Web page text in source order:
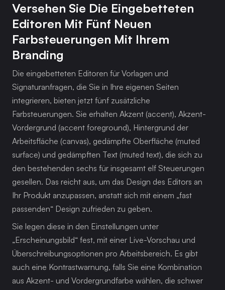
Versehen Sie Die Eingebetteten
Editoren Mit Fünf Neuen
Farbsteuerungen Mit Ihrem
Branding
Die eingebetteten Editoren für Vorlagen und
Signaturanfragen, die Sie in Ihre eigenen Seiten
integrieren, bieten jetzt fünf zusätzliche
Farbsteuerungen. Sie erhalten Akzent (accent), Akzent-
Vordergrund (accent foreground), Hintergrund der
Arbeitsfläche (canvas), gedämpfte Oberfläche (muted
surface) und gedämpften Text (muted text), die sich zu
den bestehenden sechs für insgesamt elf Steuerungen
gesellen. Das reicht aus, um das Design des Editors an
Ihr Produkt anzupassen, anstatt sich mit einem „fast
passenden“ Design zufrieden zu geben.
Sie legen diese in den Einstellungen unter
„Erscheinungsbild“ fest, mit einer Live-Vorschau und
Überschreibungsoptionen pro Arbeitsbereich. Es gibt
auch eine Kontrastwarnung, falls Sie eine Kombination
aus Akzent- und Vordergrundfarbe wählen, die schwer